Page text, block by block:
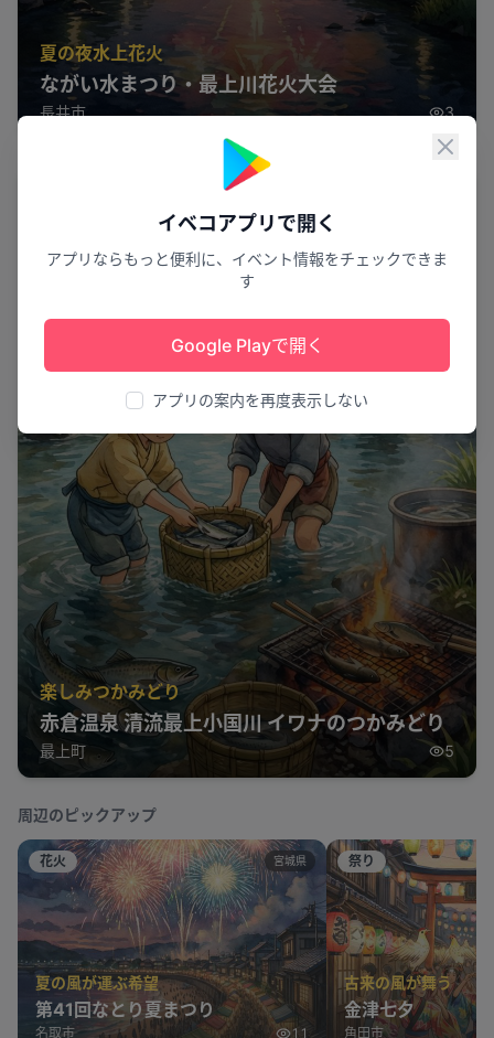
閉じ
イベコアプリで開く
アプリならもっと便利に、イベント情報をチェックできま
す
Google Playで開く
アプリの案内を再度表示しない
夏の夜水上花火
ながい水まつり・最上川花火大会
長井市 3
楽しみつかみどり
赤倉温泉 清流最上小国川 イワナのつかみどり
最上町 5
周辺のピックアップ
花火 宮城県
夏の風が運ぶ希望
第41回なとり夏まつり
名取市 11
祭り
古来の風が舞う
金津七夕
角田市